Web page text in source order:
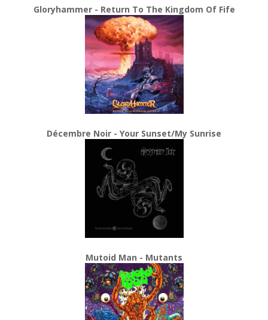
Gloryhammer - Return To The Kingdom Of Fife
Décembre Noir - Your Sunset/My Sunrise
Mutoid Man - Mutants